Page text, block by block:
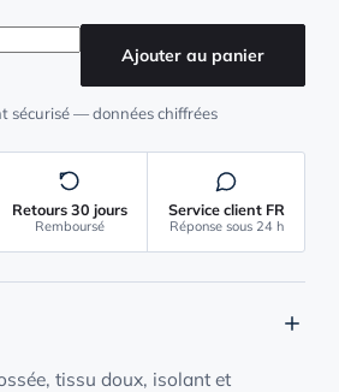
Short Femme
Ajouter au panier
sécurisé — données chiffrées
Retours 30 jours
Remboursé
Service client FR
Réponse sous 24 h
tissu doux, isolant et